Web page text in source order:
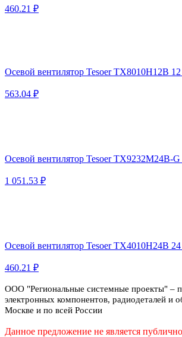
460.21 ₽
Осевой вентилятор Tesoer TX8010H12B
563.04 ₽
Осевой вентилятор Tesoer TX9232M24B-
1 051.53 ₽
Осевой вентилятор Tesoer TX4010H24B
460.21 ₽
ООО "Региональные системные проекты" –
электронных компонентов, радиодеталей и
Москве и по всей России
Данное предложение не является